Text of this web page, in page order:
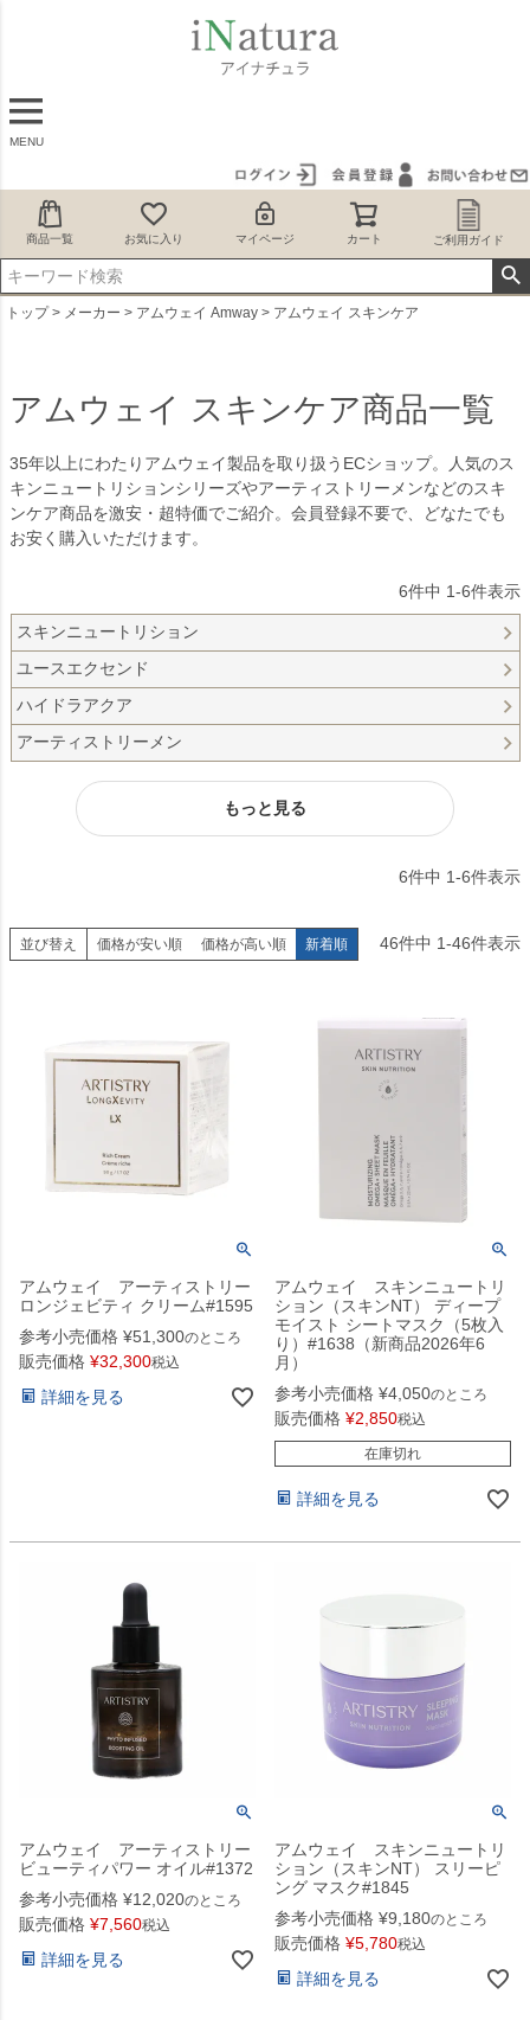
MENU
商品一覧 お気に入り マイページ カート ご利用ガイド
トップ メーカー アムウェイ Amway アムウェイ スキンケア
アムウェイ スキンケア商品一覧
35年以上にわたりアムウェイ製品を取り扱うECショップ。人気のス
キンニュートリションシリーズやアーティストリーメンなどのスキ
ンケア商品を激安・超特価でご紹介。会員登録不要で、どなたでも
お安く購入いただけます。
6件中 1-6件表示
スキンニュートリション
ユースエクセンド
ハイドラアクア
アーティストリーメン
もっと見る
6件中 1-6件表示
並び替え 価格が安い順 価格が高い順 新着順 46件中 1-46件表示
アムウェイ アーティストリー
ロンジェビティ クリーム#1595
参考小売価格 ¥51,300のところ
販売価格 ¥32,300税込
詳細を見る
アムウェイ スキンニュートリ
ション（スキンNT） ディープ
モイスト シートマスク（5枚入
り）#1638（新商品2026年6
月）
参考小売価格 ¥4,050のところ
販売価格 ¥2,850税込
在庫切れ
詳細を見る
アムウェイ アーティストリー
ビューティパワー オイル#1372
参考小売価格 ¥12,020のところ
販売価格 ¥7,560税込
詳細を見る
アムウェイ スキンニュートリ
ション（スキンNT） スリーピ
ング マスク#1845
参考小売価格 ¥9,180のところ
販売価格 ¥5,780税込
詳細を見る